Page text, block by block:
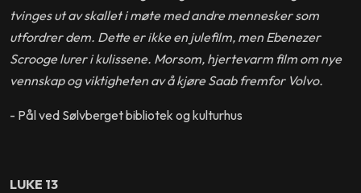
tvinges ut av skallet i møte med andre mennesker som
utfordrer dem. Dette er ikke en julefilm, men Ebenezer
Scrooge lurer i kulissene. Morsom, hjertevarm film om nye
vennskap og viktigheten av å kjøre Saab fremfor Volvo.
- Pål ved Sølvberget bibliotek og kulturhus
LUKE 13